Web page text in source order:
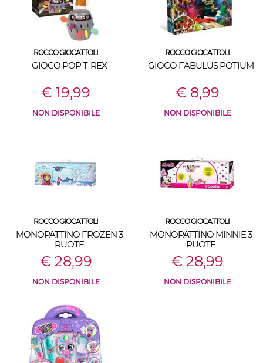
ROCCO GIOCATTOLI
GIOCO POP T-REX
€ 19,99
NON DISPONIBILE
ROCCO GIOCATTOLI
GIOCO FABULUS POTIUM
€ 8,99
NON DISPONIBILE
ROCCO GIOCATTOLI
MONOPATTINO FROZEN 3
RUOTE
€ 28,99
NON DISPONIBILE
ROCCO GIOCATTOLI
MONOPATTINO MINNIE 3
RUOTE
€ 28,99
NON DISPONIBILE